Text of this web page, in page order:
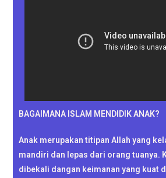
BAGAIMANA ISLAM MENDIDIK ANAK?
Anak merupakan titipan Allah yang
mandiri dan lepas dari orang tuanya.
dibekali dangan keimanan yang kuat